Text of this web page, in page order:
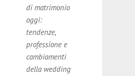
di matrimonio
oggi:
tendenze,
professione e
cambiamenti
della wedding